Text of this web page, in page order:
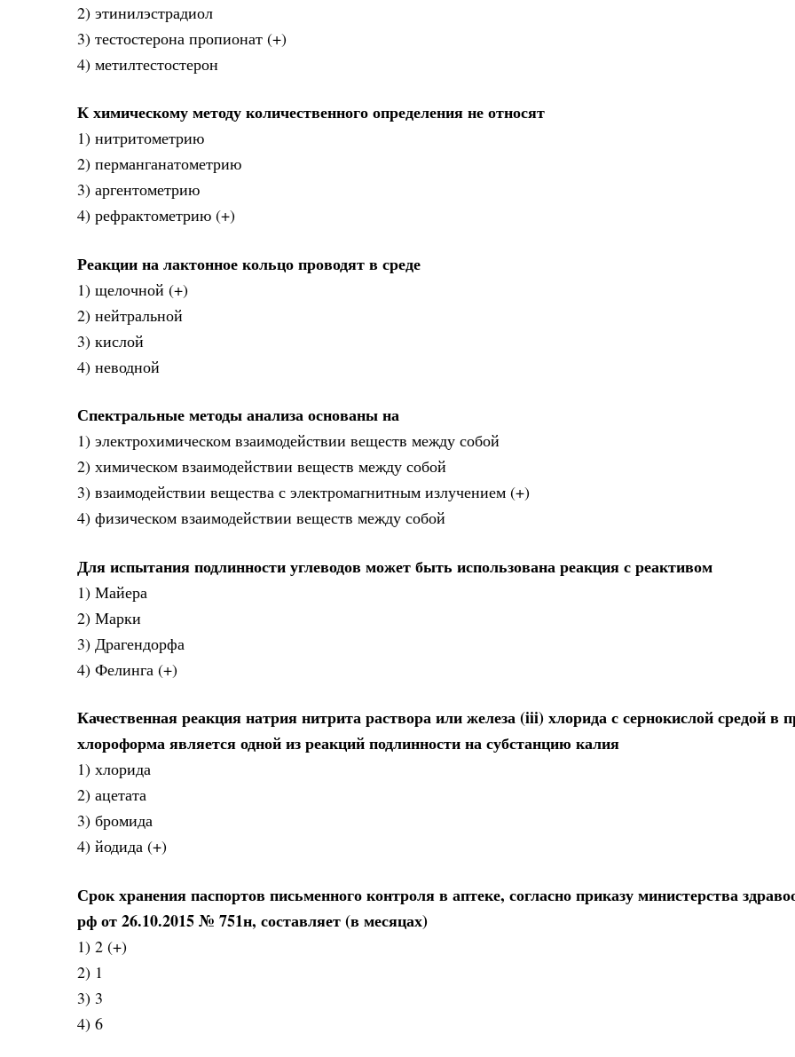
2) этинилэстрадиол
3) тестостерона пропионат (+)
4) метилтестостерон
К химическому методу количественного определения не относят
1) нитритометрию
2) перманганатометрию
3) аргентометрию
4) рефрактометрию (+)
Реакции на лактонное кольцо проводят в среде
1) щелочной (+)
2) нейтральной
3) кислой
4) неводной
Спектральные методы анализа основаны на
1) электрохимическом взаимодействии веществ между собой
2) химическом взаимодействии веществ между собой
3) взаимодействии вещества с электромагнитным излучением (+)
4) физическом взаимодействии веществ между собой
Для испытания подлинности углеводов может быть использована реакция с реактивом
1) Майера
2) Марки
3) Драгендорфа
4) Фелинга (+)
Качественная реакция натрия нитрита раствора или железа (iii) хлорида с сернокислой средой в
хлороформа является одной из реакций подлинности на субстанцию калия
1) хлорида
2) ацетата
3) бромида
4) йодида (+)
Срок хранения паспортов письменного контроля в аптеке, согласно приказу министерства
рф от 26.10.2015 № 751н, составляет (в месяцах)
1) 2 (+)
2) 1
3) 3
4) 6